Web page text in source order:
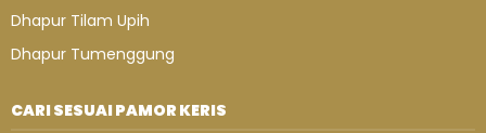
Dhapur Tilam Upih
Dhapur Tumenggung
CARI SESUAI PAMOR KERIS